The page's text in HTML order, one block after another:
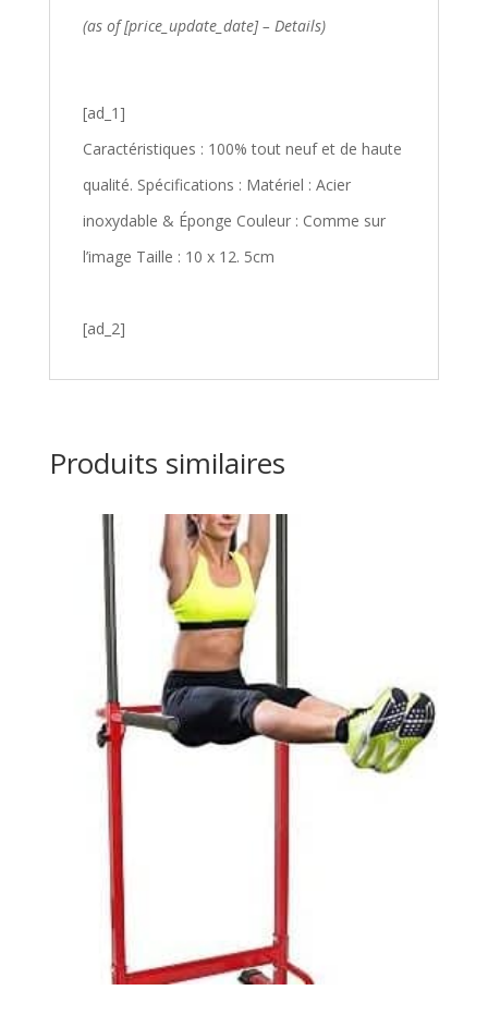
(as of [price_update_date] – Details)
[ad_1]
Caractéristiques : 100% tout neuf et de haute
qualité. Spécifications : Matériel : Acier
inoxydable & Éponge Couleur : Comme sur
l’image Taille : 10 x 12. 5cm
[ad_2]
Produits similaires